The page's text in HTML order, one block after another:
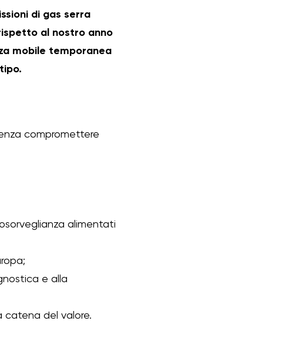
di gas serra
al nostro anno
mobile temporanea
compromettere
alimentati
e alla
catena del valore.